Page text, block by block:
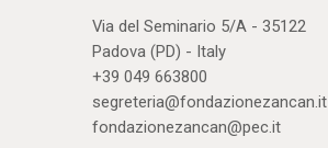
Via del Seminario 5/A - 35122
Padova (PD) - Italy
+39 049 663800
segreteria@fondazionezancan.it
fondazionezancan@pec.it